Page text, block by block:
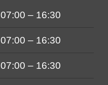
07:00 – 16:30
07:00 – 16:30
07:00 – 16:30